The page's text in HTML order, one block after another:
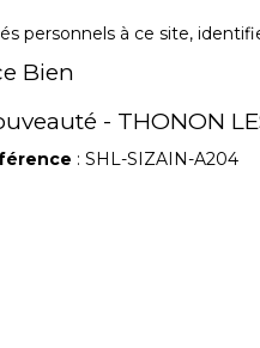
personnels à ce site,
Bien
- THONON
: SHL-SIZAIN-A204